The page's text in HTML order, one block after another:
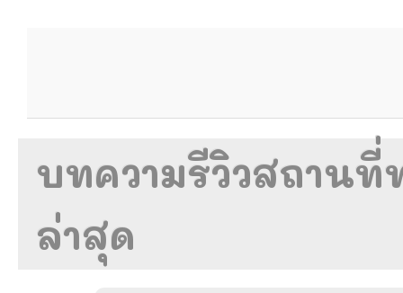
บทความรีวิวสถานที่
ล่าสุด